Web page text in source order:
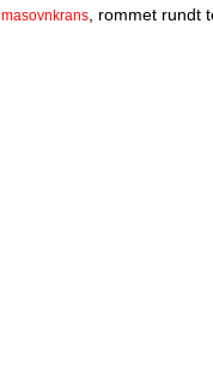
masovnkrans , rommet rundt